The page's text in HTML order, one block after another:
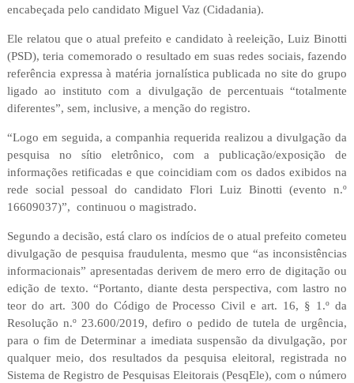
encabeçada pelo candidato Miguel Vaz (Cidadania).
Ele relatou que o atual prefeito e candidato à reeleição, Luiz Binotti
(PSD), teria comemorado o resultado em suas redes sociais, fazendo
referência expressa à matéria jornalística publicada no site do grupo
ligado ao instituto com a divulgação de percentuais “totalmente
diferentes”, sem, inclusive, a menção do registro.
“Logo em seguida, a companhia requerida realizou a divulgação da
pesquisa no sítio eletrônico, com a publicação/exposição de
informações retificadas e que coincidiam com os dados exibidos na
rede social pessoal do candidato Flori Luiz Binotti (evento n.º
16609037)”, continuou o magistrado.
Segundo a decisão, está claro os indícios de o atual prefeito cometeu
divulgação de pesquisa fraudulenta, mesmo que “as inconsistências
informacionais” apresentadas derivem de mero erro de digitação ou
edição de texto. “Portanto, diante desta perspectiva, com lastro no
teor do art. 300 do Código de Processo Civil e art. 16, § 1.º da
Resolução n.º 23.600/2019, defiro o pedido de tutela de urgência,
para o fim de Determinar a imediata suspensão da divulgação, por
qualquer meio, dos resultados da pesquisa eleitoral, registrada no
Sistema de Registro de Pesquisas Eleitorais (PesqEle), com o número